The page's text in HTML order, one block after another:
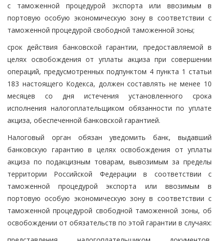
с таможенной процедурой экспорта или ввозимым в
портовую особую экономическую зону в соответствии с
таможенной процедурой свободной таможенной зоны;
срок действия банковской гарантии, предоставляемой в
целях освобождения от уплаты акциза при совершении
операций, предусмотренных подпунктом 4 пункта 1 статьи
183 настоящего Кодекса, должен составлять не менее 10
месяцев со дня истечения установленного срока
исполнения налогоплательщиком обязанности по уплате
акциза, обеспеченной банковской гарантией.
Налоговый орган обязан уведомить банк, выдавший
банковскую гарантию в целях освобождения от уплаты
акциза по подакцизным товарам, вывозимым за пределы
территории Российской Федерации в соответствии с
таможенной процедурой экспорта или ввозимым в
портовую особую экономическую зону в соответствии с
таможенной процедурой свободной таможенной зоны, об
освобождении от обязательств по этой гарантии в случаях: